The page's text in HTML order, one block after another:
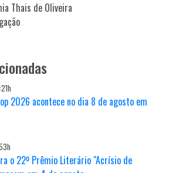
Thais de Oliveira
2026 acontece no dia 8 de agosto em
o 22º Prêmio Literário "Acrísio de